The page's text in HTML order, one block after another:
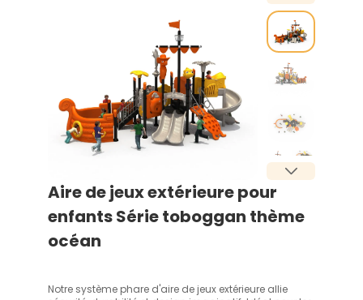
Aire de jeux extérieure pour
enfants Série toboggan thème
océan
Notre système phare d'aire de jeux extérieure allie